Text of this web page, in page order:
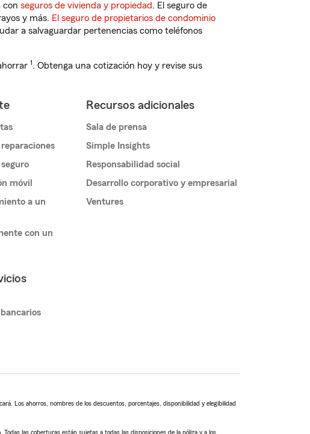
con seguros de vivienda y propiedad. El seguro de
y más. El seguro de propietarios de condominio
a salvaguardar pertenencias como teléfonos
1. Obtenga una cotización hoy y revise sus
móvil
a un
con un
Recursos adicionales
Sala de prensa
Simple Insights
Responsabilidad social
Desarrollo corporativo y empresarial
Ventures
Los ahorros, nombres de los descuentos, porcentajes, disponibilidad y elegibilidad
las coberturas están sujetas a todas las disposiciones de la póliza y a los